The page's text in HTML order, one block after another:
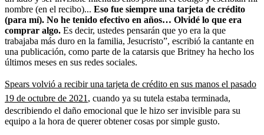
nombre (en el recibo)... Eso fue siempre una tarjeta de crédito
(para mí). No he tenido efectivo en años… Olvidé lo que era
comprar algo. Es decir, ustedes pensarán que yo era la que
trabajaba más duro en la familia, Jesucristo”, escribió la cantante en
una publicación, como parte de la catarsis que Britney ha hecho los
últimos meses en sus redes sociales.
Spears volvió a recibir una tarjeta de crédito en sus manos el pasado
19 de octubre de 2021 , cuando ya su tutela estaba terminada,
describiendo el daño emocional que le hizo ser invisible para su
equipo a la hora de querer obtener cosas por simple gusto.